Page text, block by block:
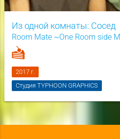
Из одной комнаты: Сосед
Room Mate ~One Room side
2017 г.
Студия TYPHOON GRAPHICS